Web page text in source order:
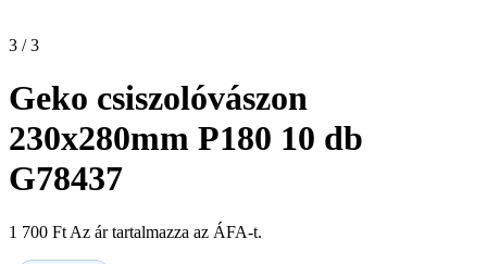
3 / 3
Geko csiszolóvászon
230x280mm P180 10 db
G78437
1 700 Ft Az ár tartalmazza az ÁFA-t.